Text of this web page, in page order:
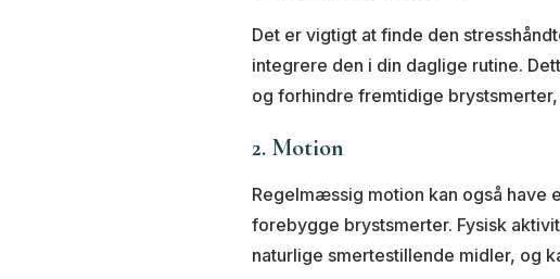
Det er vigtigt at finde den
integrere den i din daglige rutine.
og forhindre fremtidige
2. Motion
Regelmæssig motion kan også have
forebygge brystsmerter. Fysisk
naturlige smertestillende midler, og